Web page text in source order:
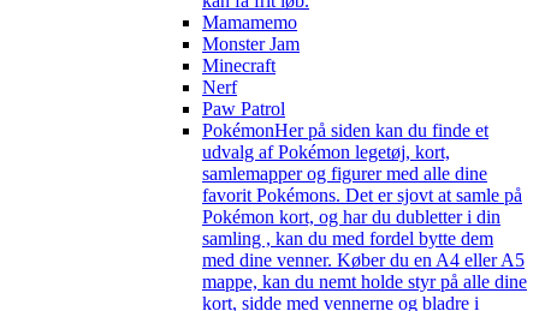
Mamamemo
Monster Jam
Minecraft
Nerf
Paw Patrol
PokémonHer på siden kan du finde et
udvalg af Pokémon legetøj, kort,
samlemapper og figurer med alle dine
favorit Pokémons. Det er sjovt at samle på
Pokémon kort, og har du dubletter i din
samling , kan du med fordel bytte dem
med dine venner. Køber du en A4 eller A5
mappe, kan du nemt holde styr på alle dine
kort, sidde med vennerne og bladre i